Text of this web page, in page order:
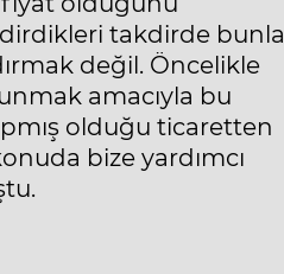
takdirde bunla
değil. Öncelikle
amacıyla bu
olduğu ticaretten
bize yardımcı